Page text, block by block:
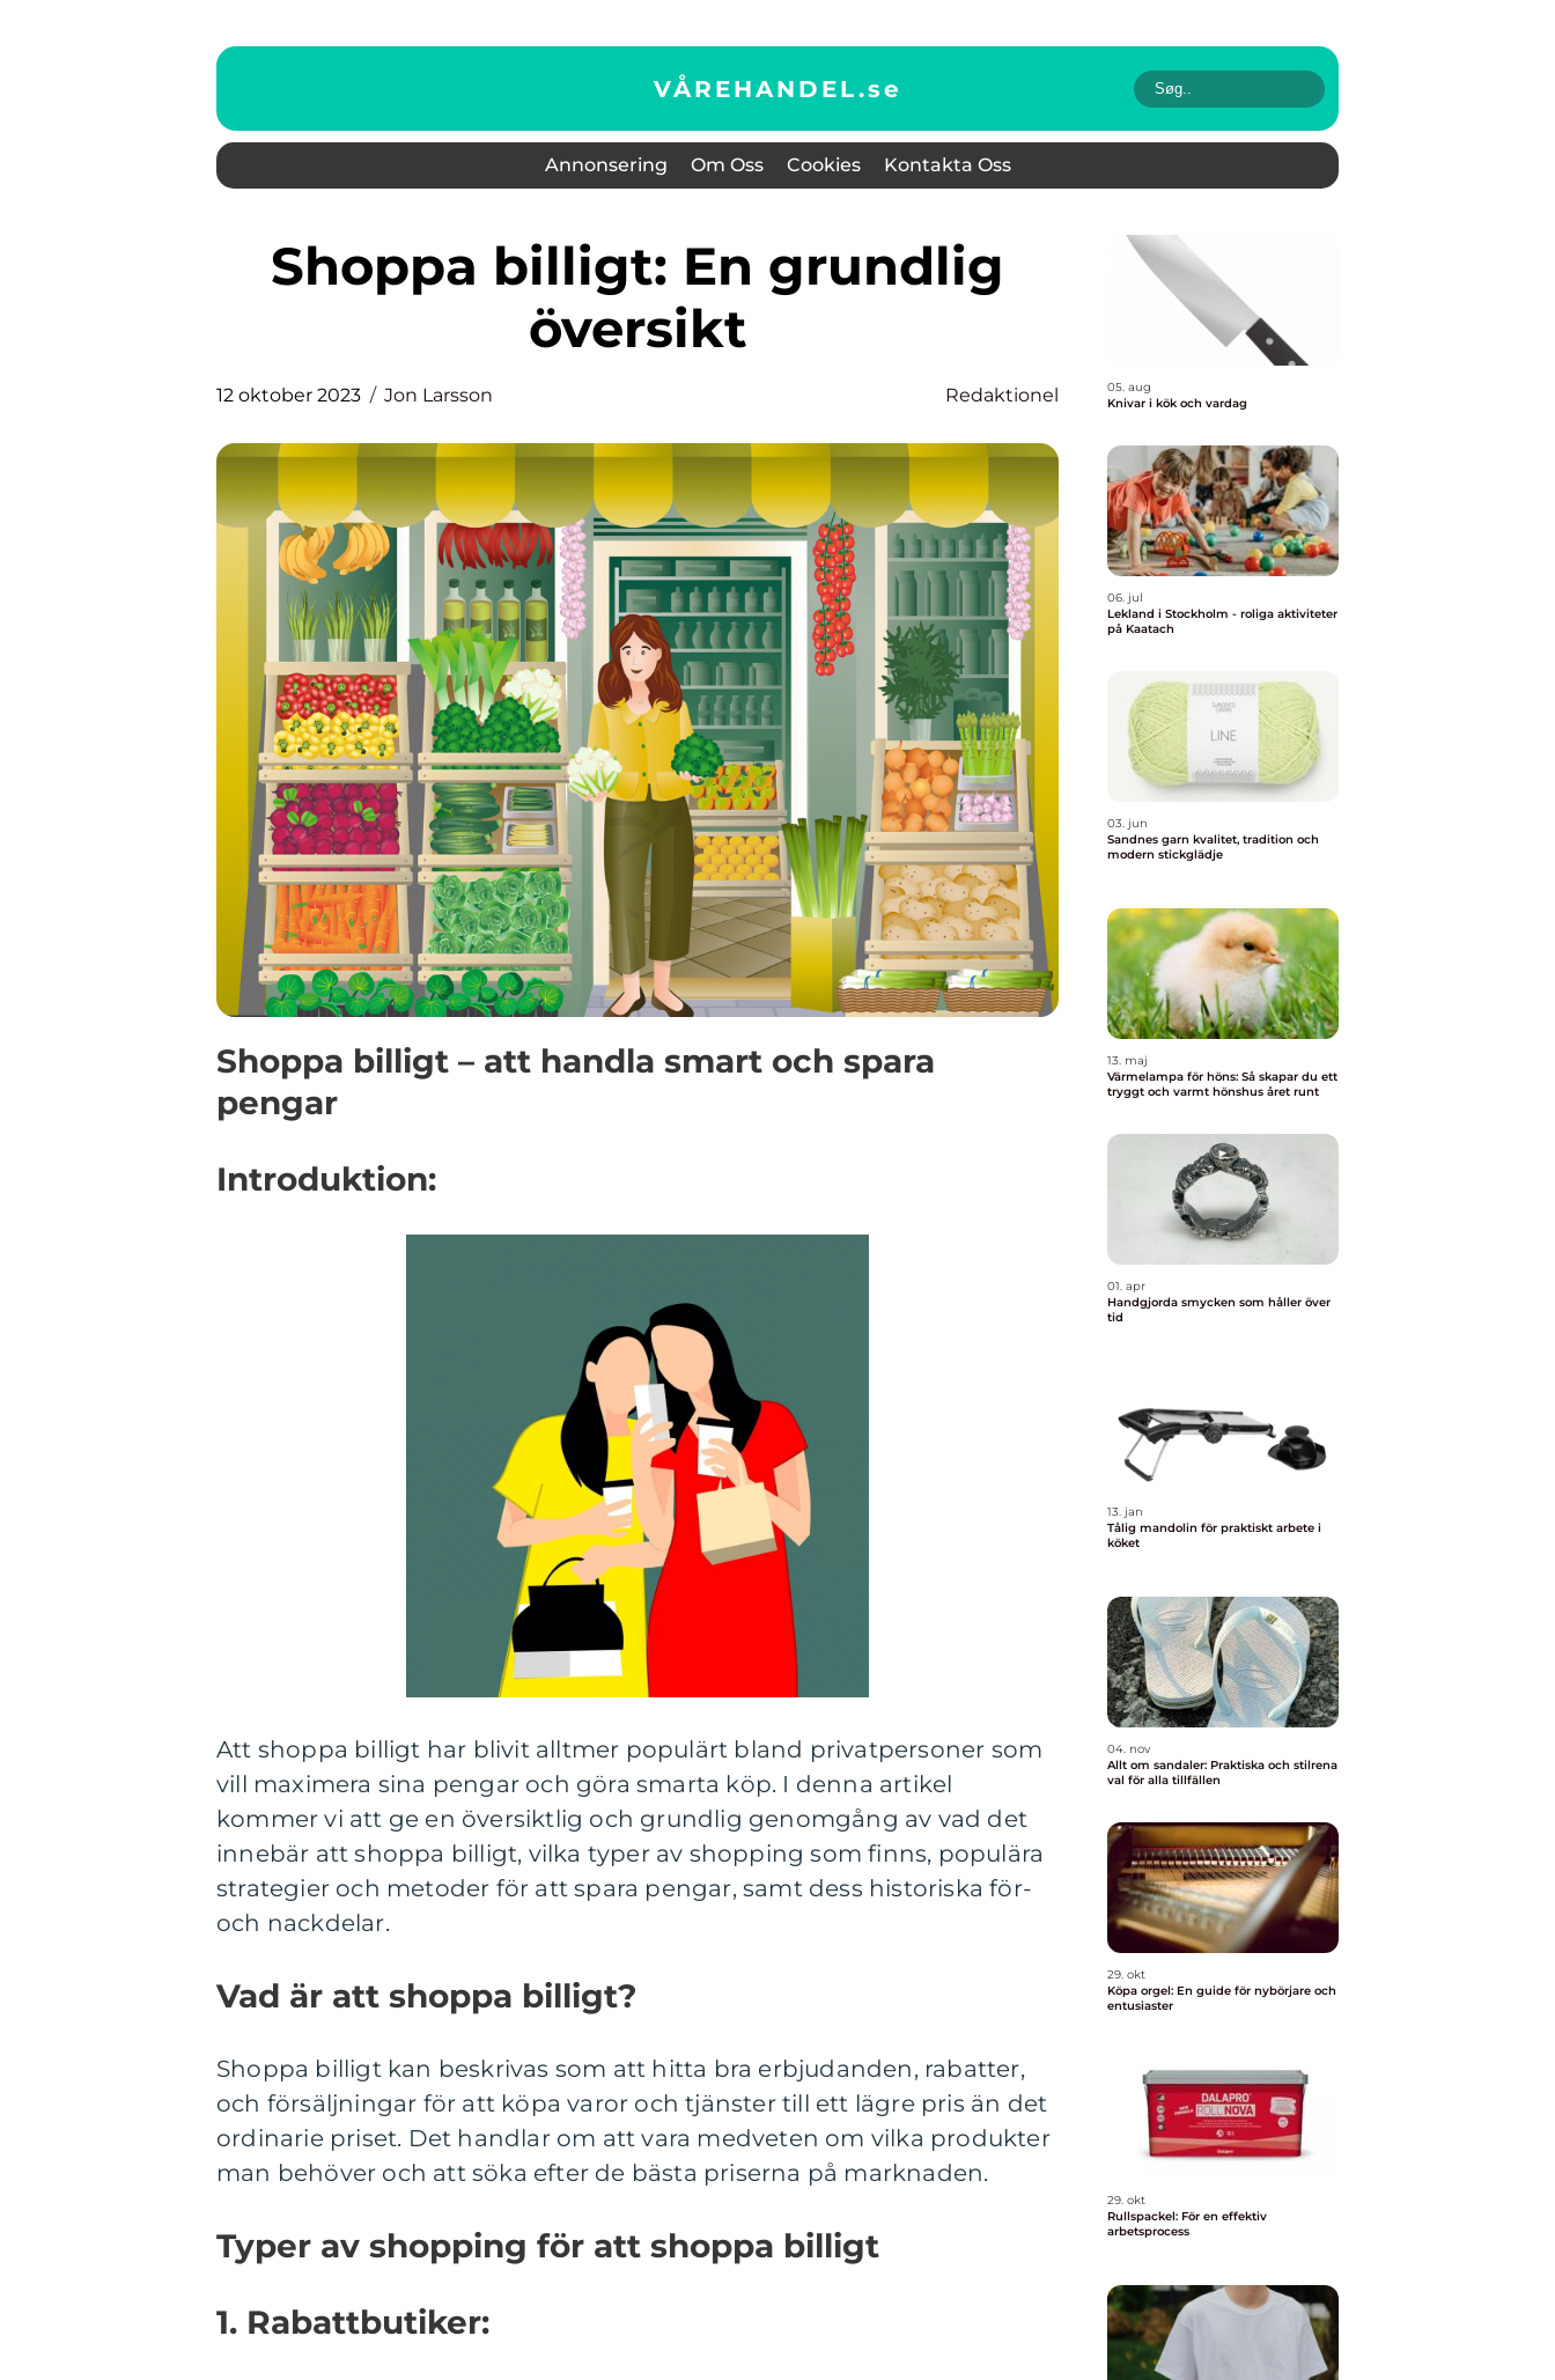
VÅREHANDEL.se
Annonsering Om Oss Cookies Kontakta Oss
Shoppa billigt: En grundlig
översikt
12 oktober 2023 Jon Larsson Redaktionel
Shoppa billigt – att handla smart och spara
pengar
Introduktion:
Att shoppa billigt har blivit alltmer populärt bland privatpersoner som
vill maximera sina pengar och göra smarta köp. I denna artikel
kommer vi att ge en översiktlig och grundlig genomgång av vad det
innebär att shoppa billigt, vilka typer av shopping som finns, populära
strategier och metoder för att spara pengar, samt dess historiska för-
och nackdelar.
Vad är att shoppa billigt?
Shoppa billigt kan beskrivas som att hitta bra erbjudanden, rabatter,
och försäljningar för att köpa varor och tjänster till ett lägre pris än det
ordinarie priset. Det handlar om att vara medveten om vilka produkter
man behöver och att söka efter de bästa priserna på marknaden.
Typer av shopping för att shoppa billigt
1. Rabattbutiker:
05. aug
Knivar i kök och vardag
06. jul
Lekland i Stockholm - roliga aktiviteter
på Kaatach
03. jun
Sandnes garn kvalitet, tradition och
modern stickglädje
13. maj
Värmelampa för höns: Så skapar du ett
tryggt och varmt hönshus året runt
01. apr
Handgjorda smycken som håller över
tid
13. jan
Tålig mandolin för praktiskt arbete i
köket
04. nov
Allt om sandaler: Praktiska och stilrena
val för alla tillfällen
29. okt
Köpa orgel: En guide för nybörjare och
entusiaster
29. okt
Rullspackel: För en effektiv
arbetsprocess